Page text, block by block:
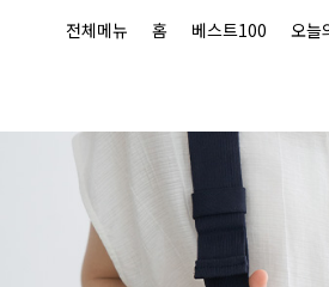
전체메뉴 홈 베스트100 오늘